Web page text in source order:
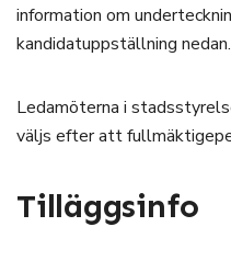
information om
kandidatuppställning nedan.
Ledamöterna i
väljs efter att
Tilläggsinfo